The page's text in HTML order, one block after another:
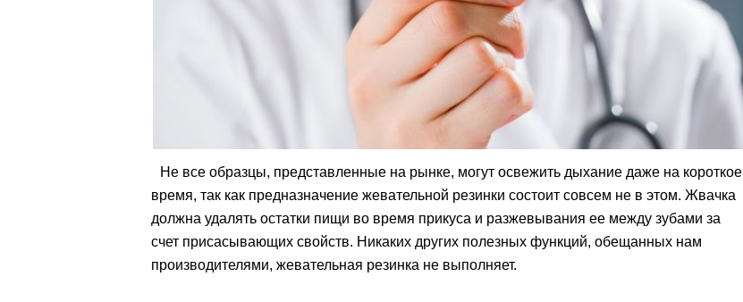
Не все образцы, представленные на рынке, могут освежить дыхание даже на короткое
время, так как предназначение жевательной резинки состоит совсем не в этом. Жвачка
должна удалять остатки пищи во время прикуса и разжевывания ее между зубами за
счет присасывающих свойств. Никаких других полезных функций, обещанных нам
производителями, жевательная резинка не выполняет.